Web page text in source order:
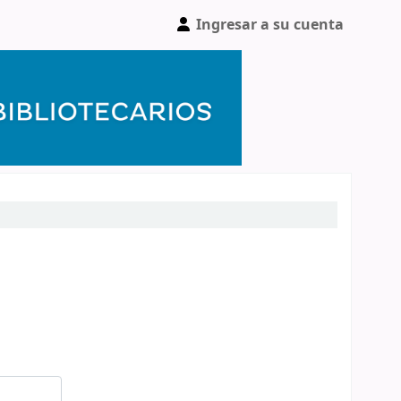
Ingresar a su cuenta